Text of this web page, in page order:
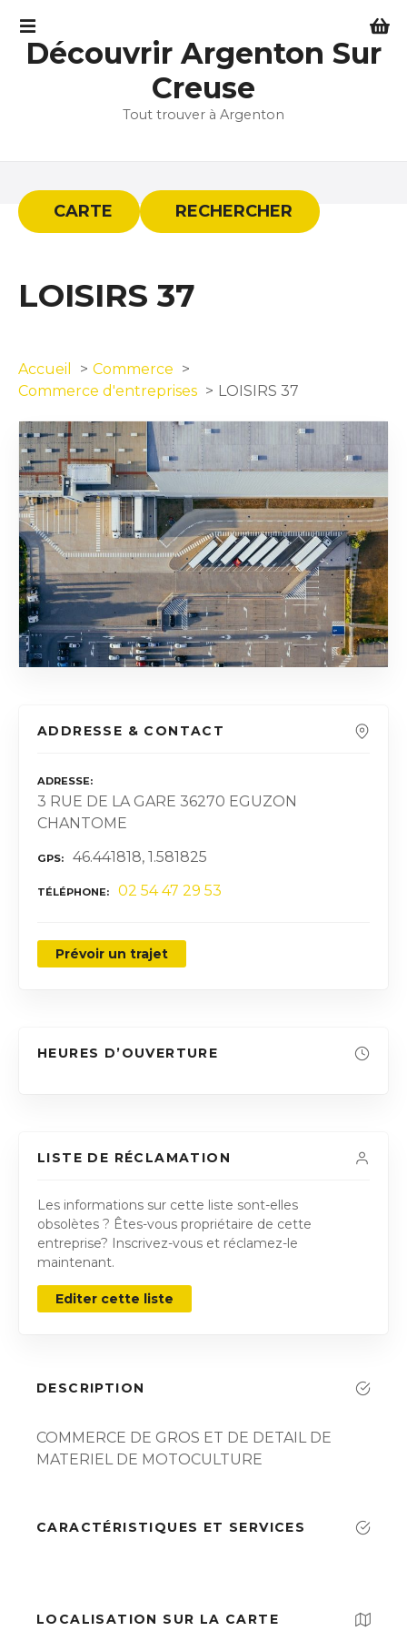
Découvrir Argenton Sur
Creuse
Tout trouver à Argenton
CARTE RECHERCHER
LOISIRS 37
Accueil
Commerce
Commerce d'entreprises
LOISIRS 37
ADDRESSE & CONTACT
ADRESSE
3 RUE DE LA GARE 36270 EGUZON
CHANTOME
GPS 46.441818, 1.581825
TÉLÉPHONE 02 54 47 29 53
Prévoir un trajet
HEURES D’OUVERTURE
LISTE DE RÉCLAMATION
Les informations sur cette liste sont-elles
obsolètes ? Êtes-vous propriétaire de cette
entreprise? Inscrivez-vous et réclamez-le
maintenant.
Editer cette liste
DESCRIPTION
COMMERCE DE GROS ET DE DETAIL DE
MATERIEL DE MOTOCULTURE
CARACTÉRISTIQUES ET SERVICES
LOCALISATION SUR LA CARTE